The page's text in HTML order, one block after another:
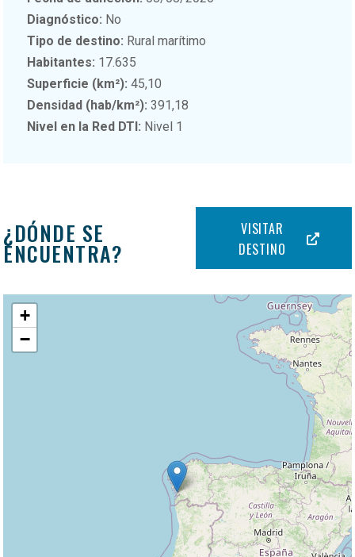
Diagnóstico: No
Tipo de destino: Rural marítimo
Habitantes: 17.635
Superficie (km²): 45,10
Densidad (hab/km²): 391,18
Nivel en la Red DTI: Nivel 1
¿DÓNDE SE
ENCUENTRA?
VISITAR
DESTINO
+
−